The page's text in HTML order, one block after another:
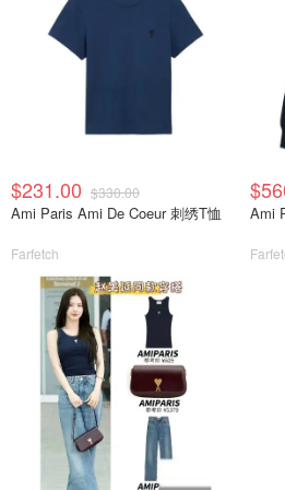
$231.00 $330.00
Ami Paris Ami De Coeur 刺绣T恤
Farfetch
Ami